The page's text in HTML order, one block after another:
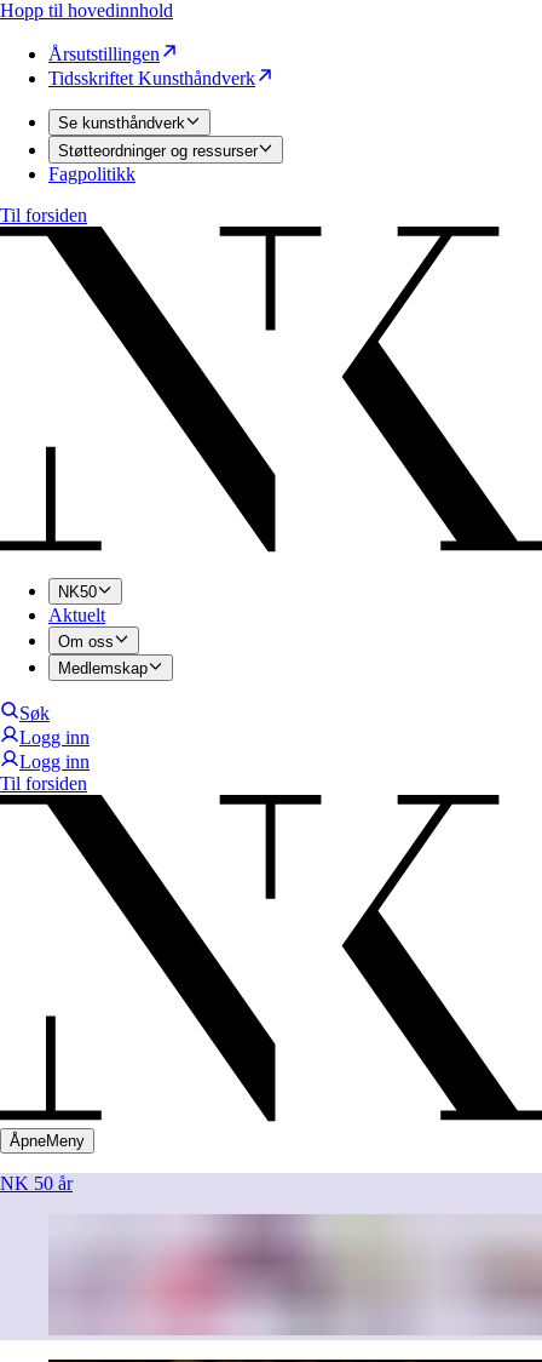
Hopp til hovedinnhold
Årsutstillingen
Tidsskriftet Kunsthåndverk
Se kunsthåndverk
Støtteordninger og ressurser
Fagpolitikk
Til forsiden
NK50
Aktuelt
Om oss
Medlemskap
Søk
Logg inn
Logg inn
Til forsiden
ÅpneMeny
NK 50 år